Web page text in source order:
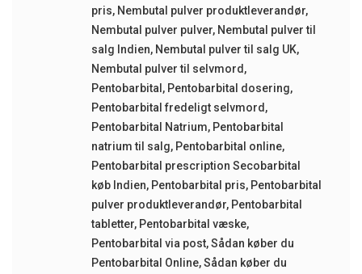
pris, Nembutal pulver produktleverandør,
Nembutal pulver pulver, Nembutal pulver til
salg Indien, Nembutal pulver til salg UK,
Nembutal pulver til selvmord ,
Pentobarbital , Pentobarbital dosering,
Pentobarbital fredeligt selvmord ,
Pentobarbital Natrium, Pentobarbital
natrium til salg, Pentobarbital online,
Pentobarbital prescription Secobarbital
køb Indien, Pentobarbital pris, Pentobarbital
pulver produktleverandør, Pentobarbital
tabletter, Pentobarbital væske,
Pentobarbital via post,Sådan køber du
Pentobarbital Online,Sådan køber du